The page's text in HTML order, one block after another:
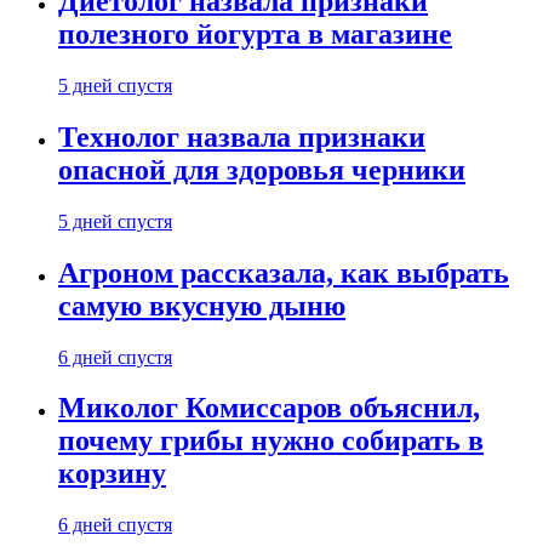
полезного йогурта в магазине
5 дней спустя
Технолог назвала признаки
опасной для здоровья черники
5 дней спустя
Агроном рассказала, как выбрать
самую вкусную дыню
6 дней спустя
Миколог Комиссаров объяснил,
почему грибы нужно собирать в
корзину
6 дней спустя